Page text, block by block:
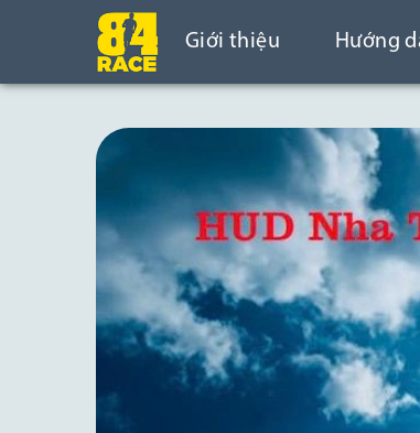
Giới thiệu Hướng